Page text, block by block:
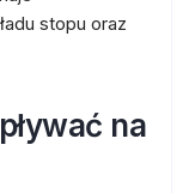
stopu oraz
na